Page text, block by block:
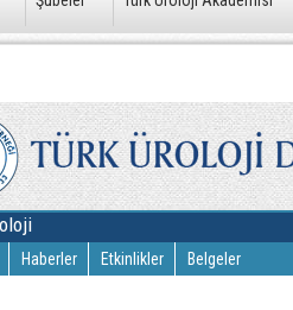
Haberler Etkinlikler Belgeler